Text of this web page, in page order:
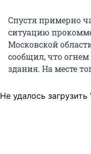
Спустя примерно
ситуацию
Московской
сообщил, что
здания. На месте
Не удалось загрузить